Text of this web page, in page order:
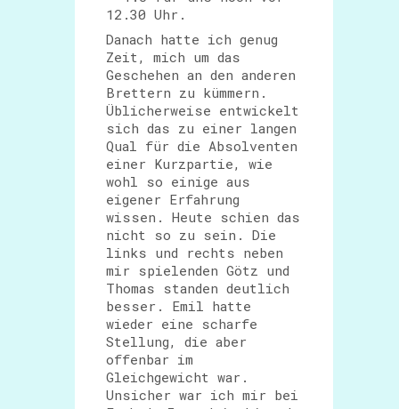
12.30 Uhr.
Danach hatte ich genug
Zeit, mich um das
Geschehen an den anderen
Brettern zu kümmern.
Üblicherweise entwickelt
sich das zu einer langen
Qual für die Absolventen
einer Kurzpartie, wie
wohl so einige aus
eigener Erfahrung
wissen. Heute schien das
nicht so zu sein. Die
links und rechts neben
mir spielenden Götz und
Thomas standen deutlich
besser. Emil hatte
wieder eine scharfe
Stellung, die aber
offenbar im
Gleichgewicht war.
Unsicher war ich mir bei